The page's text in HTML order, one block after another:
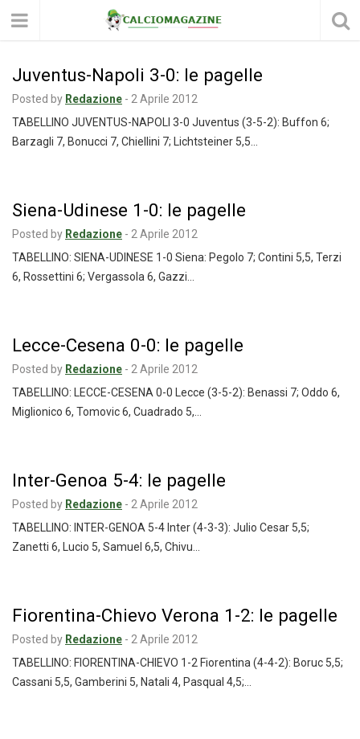
Juventus-Napoli 3-0: le pagelle
Posted by Redazione - 2 Aprile 2012
TABELLINO JUVENTUS-NAPOLI 3-0 Juventus (3-5-2): Buffon 6;
Barzagli 7, Bonucci 7, Chiellini 7; Lichtsteiner 5,5…
Siena-Udinese 1-0: le pagelle
Posted by Redazione - 2 Aprile 2012
TABELLINO: SIENA-UDINESE 1-0 Siena: Pegolo 7; Contini 5,5, Terzi
6, Rossettini 6; Vergassola 6, Gazzi…
Lecce-Cesena 0-0: le pagelle
Posted by Redazione - 2 Aprile 2012
TABELLINO: LECCE-CESENA 0-0 Lecce (3-5-2): Benassi 7; Oddo 6,
Miglionico 6, Tomovic 6, Cuadrado 5,…
Inter-Genoa 5-4: le pagelle
Posted by Redazione - 2 Aprile 2012
TABELLINO: INTER-GENOA 5-4 Inter (4-3-3): Julio Cesar 5,5;
Zanetti 6, Lucio 5, Samuel 6,5, Chivu…
Fiorentina-Chievo Verona 1-2: le pagelle
Posted by Redazione - 2 Aprile 2012
TABELLINO: FIORENTINA-CHIEVO 1-2 Fiorentina (4-4-2): Boruc 5,5;
Cassani 5,5, Gamberini 5, Natali 4, Pasqual 4,5;…